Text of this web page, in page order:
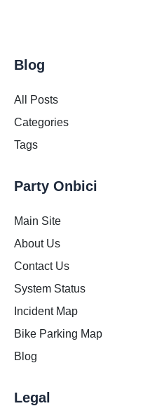
Blog
All Posts
Categories
Tags
Party Onbici
Main Site
About Us
Contact Us
System Status
Incident Map
Bike Parking Map
Blog
Legal